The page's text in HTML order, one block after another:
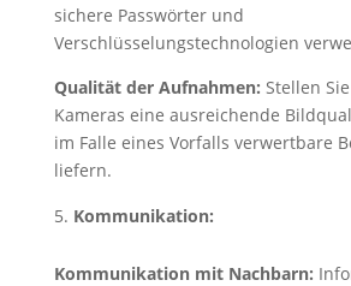
sichere Passwörter und
Verschlüsselungstechnologien
Qualität der Aufnahmen: Stellen
Kameras eine ausreichende
im Falle eines Vorfalls verwertbare
liefern.
Kommunikation:
Kommunikation mit Nachbarn: